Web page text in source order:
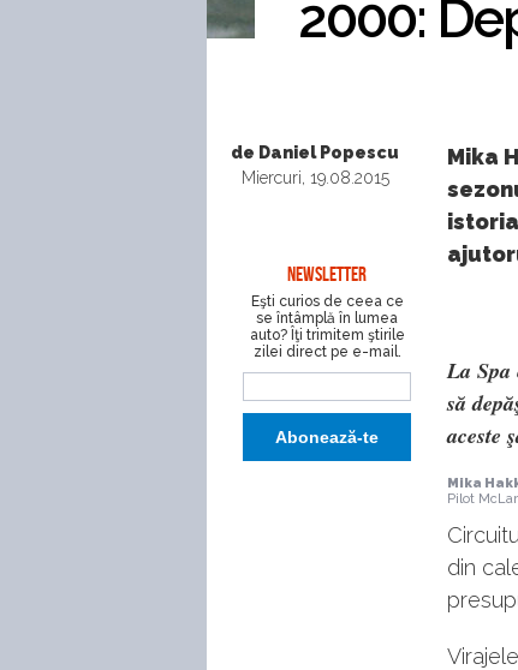
2000:
de Daniel Popescu
Miercuri, 19.08.2015
NEWSLETTER
Eşti curios de ceea ce
se întâmplă în lumea
auto? Îţi trimitem ştirile
zilei direct pe e-mail.
Mika
La
să
aceste
Mika
Pilot
din